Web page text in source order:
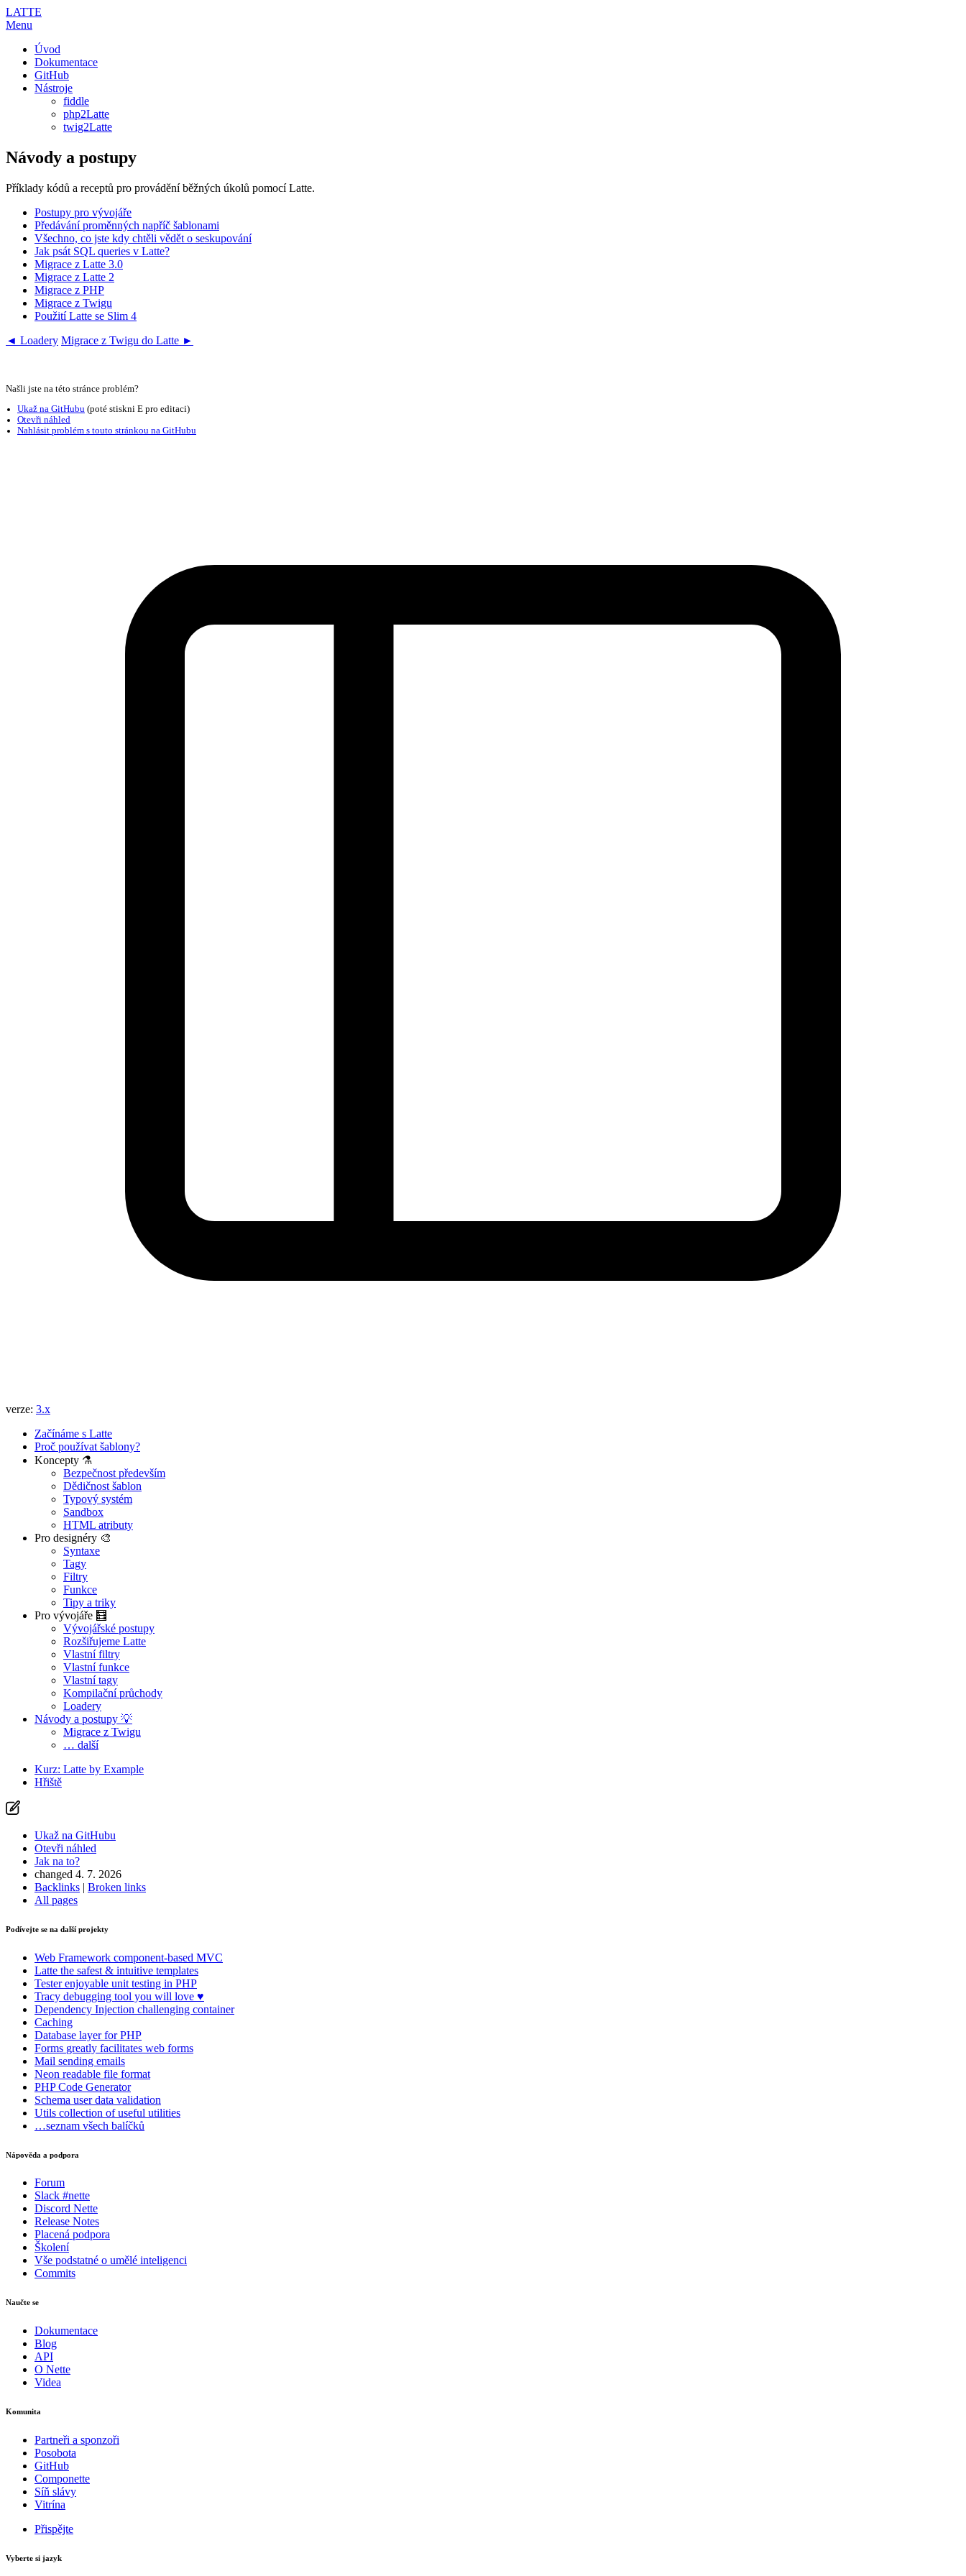
LATTE
Menu
Úvod
Dokumentace
GitHub
Nástroje
fiddle
php2Latte
twig2Latte
Návody a postupy
Příklady kódů a receptů pro provádění běžných úkolů pomocí Latte.
Postupy pro vývojáře
Předávání proměnných napříč šablonami
Všechno, co jste kdy chtěli vědět o seskupování
Jak psát SQL queries v Latte?
Migrace z Latte 3.0
Migrace z Latte 2
Migrace z PHP
Migrace z Twigu
Použití Latte se Slim 4
◄ Loadery Migrace z Twigu do Latte ►
verze: 3.x
Začínáme s Latte
Proč používat šablony?
Koncepty ⚗️
Bezpečnost především
Dědičnost šablon
Typový systém
Sandbox
HTML atributy
Pro designéry 🎨
Syntaxe
Tagy
Filtry
Funkce
Tipy a triky
Pro vývojáře 🧮
Vývojářské postupy
Rozšiřujeme Latte
Vlastní filtry
Vlastní funkce
Vlastní tagy
Kompilační průchody
Loadery
Návody a postupy 💡
Migrace z Twigu
… další
Kurz: Latte by Example
Hřiště
Ukaž na GitHubu
Otevři náhled
Jak na to?
changed 4. 7. 2026
Backlinks | Broken links
All pages
Podívejte se na další projekty
Web Framework component-based MVC
Latte the safest & intuitive templates
Testerenjoyable unit testing in PHP
Tracy debugging tool you will love ♥
Dependency Injection challenging container
Caching
Database layer for PHP
Forms greatly facilitates web forms
Mail sending emails
Neon readable file format
PHP Code Generator
Schema user data validation
Utils collection of useful utilities
…seznam všech balíčků
Nápověda a podpora
Forum
Slack #nette
Discord Nette
Release Notes
Placená podpora
Školení
Vše podstatné o umělé inteligenci
Commits
Naučte se
Dokumentace
Blog
API
O Nette
Videa
Komunita
Partneři a sponzoři
Posobota
GitHub
Componette
Síň slávy
Vitrína
Přispějte
Vyberte si jazyk